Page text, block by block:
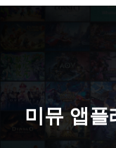
미뮤 앱플